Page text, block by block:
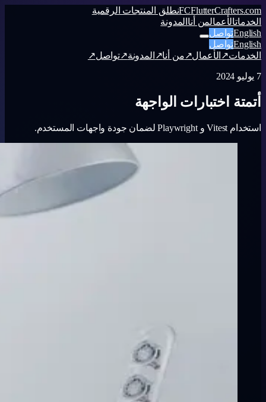
FCFlutterCrafters.com
نطلق المنتجات الرقمية
الخدماتالأعمالمن أنا المدونة
Englishتواصل
Englishتواصل
الخدمات↗ الأعمال↗من أنا↗ المدونة↗تواصل↗
7 يوليو 2024
أتمتة اختبارات الواجهة
استخدام Vitest و Playwright لضمان جودة واجهات المستخدم.